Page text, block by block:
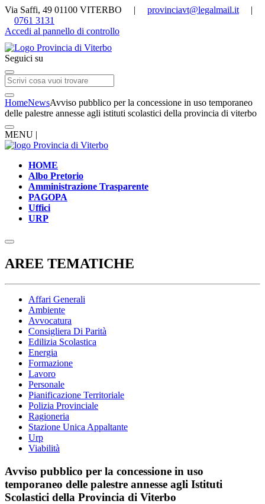
Via Saffi, 49 01100 VITERBO | provinciavt@legalmail.it |
0761 3131
Accedi al pannello di controllo
Seguici su
HomeNewsAvviso pubblico per la concessione in uso temporaneo
delle palestre annesse agli istituti scolastici della provincia di viterbo
MENU |
HOME
Albo Pretorio
Amministrazione Trasparente
PAGOPA
Uffici
URP
AREE TEMATICHE
Affari Generali
Ambiente
Avvocatura
Consigliera Di Parità
Edilizia Scolastica
Energia
Formazione
Lavoro
Personale
Pianificazione Territoriale
Polizia Provinciale
Ragioneria
Stazione Unica Appaltante
Urp
Viabilità
Avviso pubblico per la concessione in uso
temporaneo delle palestre annesse agli Istituti
Scolastici della Provincia di Viterbo